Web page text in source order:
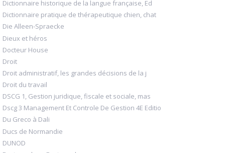
Dictionnaire historique de la langue française, Ed
Dictionnaire pratique de thérapeutique chien, chat
Die Alleen-Spraecke
Dieux et héros
Docteur House
Droit
Droit administratif, les grandes décisions de la j
Droit du travail
DSCG 1, Gestion juridique, fiscale et sociale, mas
Dscg 3 Management Et Controle De Gestion 4E Editio
Du Greco à Dali
Ducs de Normandie
DUNOD